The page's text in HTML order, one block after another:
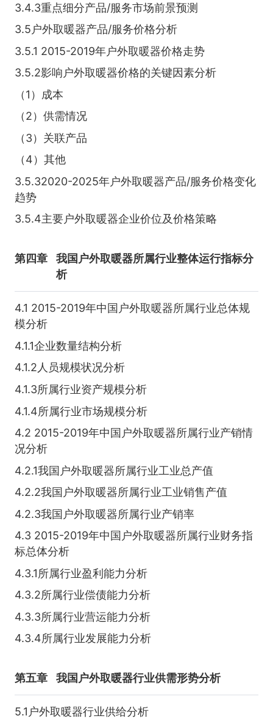
3.4.3重点细分产品/服务市场前景预测
3.5户外取暖器产品/服务价格分析
3.5.1 2015-2019年户外取暖器价格走势
3.5.2影响户外取暖器价格的关键因素分析
（1）成本
（2）供需情况
（3）关联产品
（4）其他
3.5.32020-2025年户外取暖器产品/服务价格变化
趋势
3.5.4主要户外取暖器企业价位及价格策略
第四章
我国户外取暖器所属行业整体运行指标分
析
4.1 2015-2019年中国户外取暖器所属行业总体规
模分析
4.1.1企业数量结构分析
4.1.2人员规模状况分析
4.1.3所属行业资产规模分析
4.1.4所属行业市场规模分析
4.2 2015-2019年中国户外取暖器所属行业产销情
况分析
4.2.1我国户外取暖器所属行业工业总产值
4.2.2我国户外取暖器所属行业工业销售产值
4.2.3我国户外取暖器所属行业产销率
4.3 2015-2019年中国户外取暖器所属行业财务指
标总体分析
4.3.1所属行业盈利能力分析
4.3.2所属行业偿债能力分析
4.3.3所属行业营运能力分析
4.3.4所属行业发展能力分析
第五章 我国户外取暖器行业供需形势分析
5.1户外取暖器行业供给分析